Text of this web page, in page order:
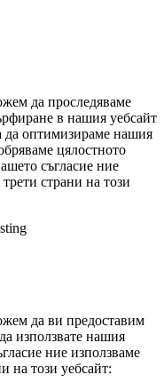
да проследяваме
в нашия уебсайт
да оптимизираме нашия
цялостното
съгласие ние
страни на този
да ви предоставим
използвате нашия
ние използваме
на този уебсайт: